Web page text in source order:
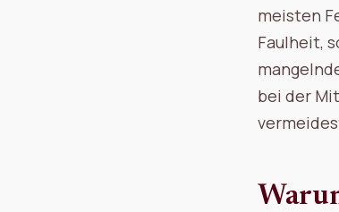
meisten
Faulheit,
bei der